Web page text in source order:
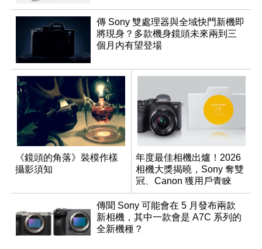
傳 Sony 雙處理器與全域快門新機即
將現身？多款機身鏡頭未來兩到三
個月內有望登場
《鏡頭的角落》裝模作樣
攝影須知
年度最佳相機出爐！2026
相機大獎揭曉，Sony 奪雙
冠、Canon 獲用戶青睞
傳聞 Sony 可能會在 5 月發布兩款
新相機，其中一款會是 A7C 系列的
全新機種？